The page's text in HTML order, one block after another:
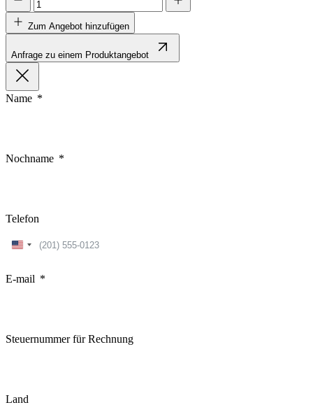
Zum Angebot hinzufügen
Anfrage zu einem Produktangebot
Name
Nochname
Telefon
United
E-mail
Steuernummer für Rechnung
Land